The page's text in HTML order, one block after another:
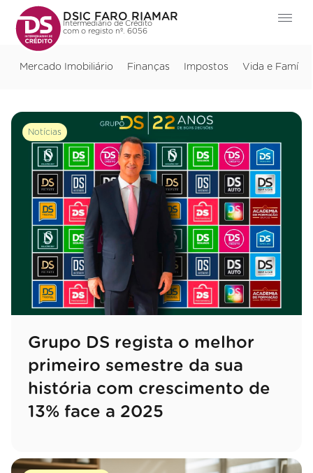
DSIC FARO RIAMAR
Intermediário de Crédito
com o registo nº. 6056
Mercado Imobiliário Finanças Impostos Vida e Família
Notícias
Grupo DS regista o melhor
primeiro semestre da sua
história com crescimento de
13% face a 2025